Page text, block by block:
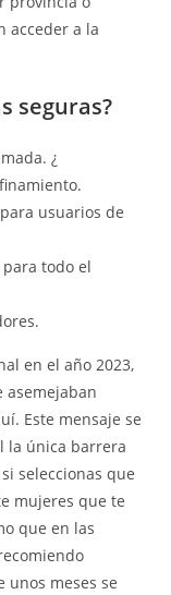
acceder a la
seguras?
¿
usuarios de
todo el
en el año 2023,
asemejaban
Este mensaje se
la única barrera
seleccionas que
mujeres que te
que en las
unos meses se